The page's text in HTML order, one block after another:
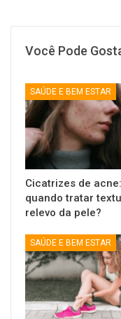
Você Pode
SAÚDE E BEM ESTAR
Cicatrizes de acne:
quando tratar
relevo da pele?
SAÚDE E BEM ESTAR